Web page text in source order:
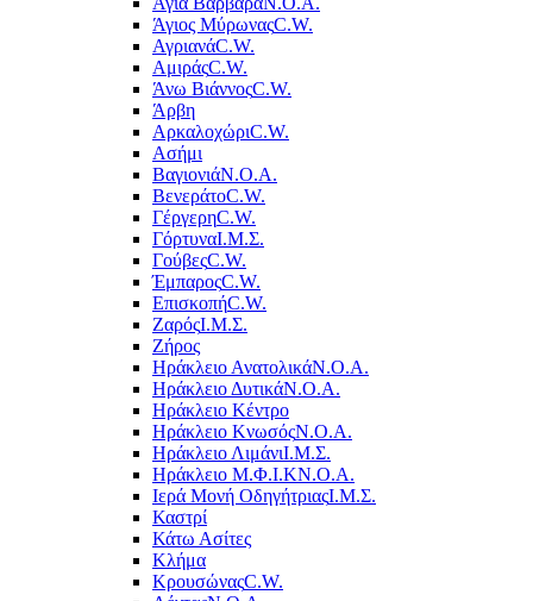
Άγιος ΜύρωναςC.W.
ΑγριανάC.W.
ΑμιράςC.W.
Άνω ΒιάννοςC.W.
Άρβη
ΑρκαλοχώριC.W.
Ασήμι
ΒαγιονιάΝ.Ο.Α.
ΒενεράτοC.W.
ΓέργερηC.W.
ΓόρτυναΙ.Μ.Σ.
ΓούβεςC.W.
ΈμπαροςC.W.
ΕπισκοπήC.W.
ΖαρόςΙ.Μ.Σ.
Ζήρος
Ηράκλειο ΑνατολικάΝ.Ο.Α.
Ηράκλειο ΔυτικάΝ.Ο.Α.
Ηράκλειο Κέντρο
Ηράκλειο ΚνωσόςΝ.Ο.Α.
Ηράκλειο ΛιμάνιΙ.Μ.Σ.
Ηράκλειο Μ.Φ.Ι.ΚΝ.Ο.Α.
Ιερά Μονή ΟδηγήτριαςΙ.Μ.Σ.
Καστρί
Κάτω Ασίτες
Κλήμα
ΚρουσώναςC.W.